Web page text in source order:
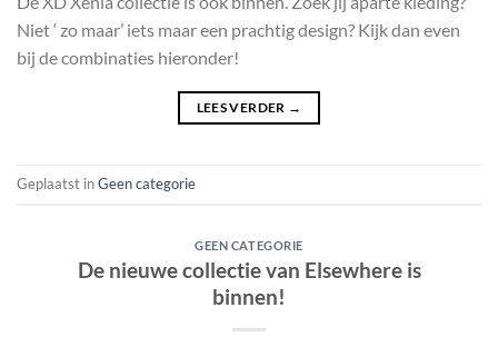
Niet ‘ zo maar’ iets maar een prachtig design? Kijk dan even
bij de combinaties hieronder!
LEES VERDER →
Geplaatst inGeen categorie
GEEN CATEGORIE
De nieuwe collectie van Elsewhere is
binnen!